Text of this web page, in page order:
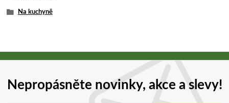
Na kuchyně
Nepropásněte novinky, akce a slevy!